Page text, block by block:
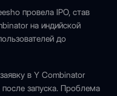
провела IPO, став
на индийской
до
в Y Combinator
запуска. Проблема